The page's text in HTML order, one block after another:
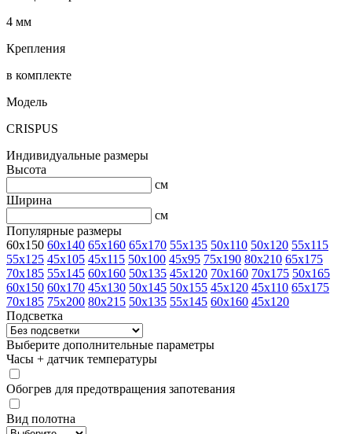
4 мм
Крепления
в комплекте
Модель
CRISPUS
Индивидуальные размеры
Высота
см
Ширина
см
Популярные размеры
60x150 60x140 65x160 65x170 55x135 50x110 50x120 55x115
55x125 45x105 45x115 50x100 45x95 75x190 80x210 65x175
70x185 55x145 60x160 50x135 45x120 70x160 70x175 50x165
60x150 60x170 45x130 50x145 50x155 45x120 45x110 65x175
70x185 75x200 80x215 50x135 55x145 60x160 45x120
Подсветка
Выберите дополнительные параметры
Часы + датчик температуры
Обогрев для предотвращения запотевания
Вид полотна